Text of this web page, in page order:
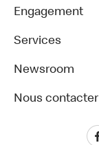
Engagement
Services
Newsroom
Nous contacter